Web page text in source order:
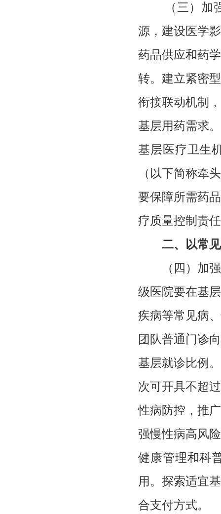
（三）
源，建设医学
药品供应和药
转。建立紧密
衔接联动机制
基层用药需求
基层医疗卫生
（以下简称牵
要保障所需药
疗质量控制责
二、以常
（四）加
级医院要在基
疾病等常见病
团队普通门诊
基层就诊比例
次可开具不超
性病防控，推
强慢性病高风
健康管理和科
用。探索适宜
合支付方式。